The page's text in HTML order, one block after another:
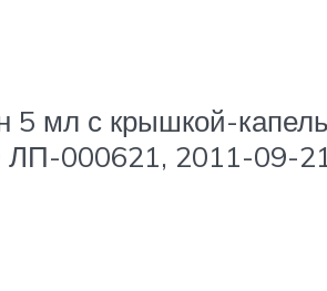
5 мл с крышкой-
000621, 2011-09-